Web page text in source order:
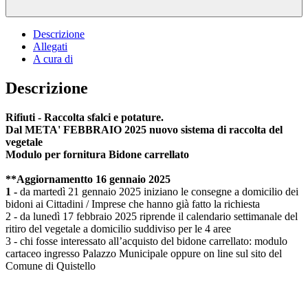
Descrizione
Allegati
A cura di
Descrizione
Rifiuti - Raccolta sfalci e potature.
Dal META' FEBBRAIO 2025 nuovo sistema di raccolta del
vegetale
Modulo per fornitura Bidone carrellato
**Aggiornamentto 16 gennaio 2025
1 - da martedì 21 gennaio 2025 iniziano le consegne a domicilio dei
bidoni ai Cittadini / Imprese che hanno già fatto la richiesta
2 - da lunedì 17 febbraio 2025 riprende il calendario settimanale del
ritiro del vegetale a domicilio suddiviso per le 4 aree
3 - chi fosse interessato all’acquisto del bidone carrellato: modulo
cartaceo ingresso Palazzo Municipale oppure on line sul sito del
Comune di Quistello